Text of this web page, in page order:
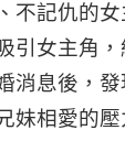
不記仇的
引女主角
消息後，
妹相愛的